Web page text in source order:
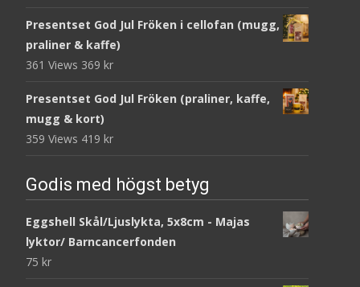
Presentset God Jul Fröken i cellofan (mugg,
praliner & kaffe)
361 Views 369 kr
Presentset God Jul Fröken (praliner, kaffe,
mugg & kort)
359 Views 419 kr
Godis med högst betyg
Eggshell Skål/Ljuslykta, 5x8cm - Majas
lyktor/ Barncancerfonden
75 kr